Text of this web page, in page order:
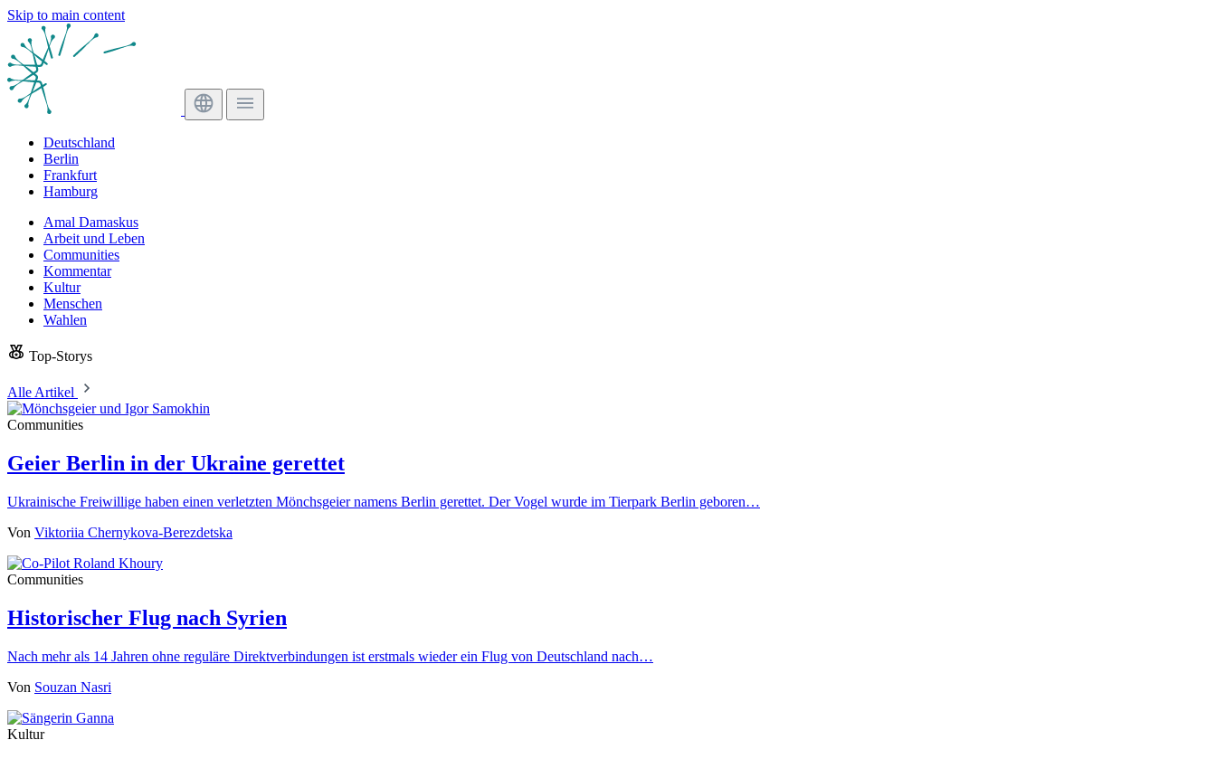
Skip to main content
Deutschland
Berlin
Frankfurt
Hamburg
Amal Damaskus
Arbeit und Leben
Communities
Kommentar
Kultur
Menschen
Wahlen
Top-Storys
Alle Artikel
Communities
Geier Berlin in der Ukraine gerettet
Ukrainische Freiwillige haben einen verletzten Mönchsgeier namens Berlin gerettet. Der Vogel wurde im Tierpark Berlin geboren…
Von Viktoriia Chernykova-Berezdetska
Communities
Historischer Flug nach Syrien
Nach mehr als 14 Jahren ohne reguläre Direktverbindungen ist erstmals wieder ein Flug von Deutschland nach…
Von Souzan Nasri
Kultur